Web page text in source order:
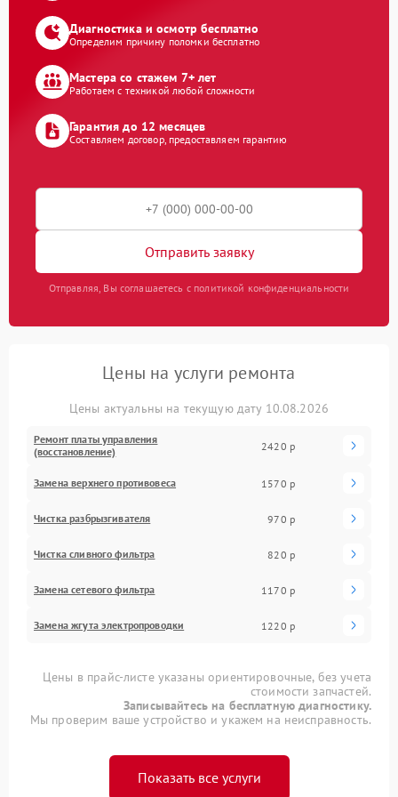
Диагностика и осмотр бесплатно
Определим причину поломки бесплатно
Мастера со стажем 7+ лет
Работаем с техникой любой сложности
Гарантия до 12 месяцев
Составляем договор, предоставляем гарантию
Отправить заявку
Отправляя, Вы соглашаетесь с политикой конфиденциальности
Цены на услуги ремонта
Цены актуальны на текущую дату 10.08.2026
Ремонт платы управления
(восстановление)
2420 р
Замена верхнего противовеса 1570 р
Чистка разбрызгивателя 970 р
Чистка сливного фильтра 820 р
Замена сетевого фильтра 1170 р
Замена жгута электропроводки 1220 р
Цены в прайс-листе указаны ориентировочные, без учета
стоимости запчастей.
Записывайтесь на бесплатную диагностику.
Мы проверим ваше устройство и укажем на неисправность.
Показать все услуги